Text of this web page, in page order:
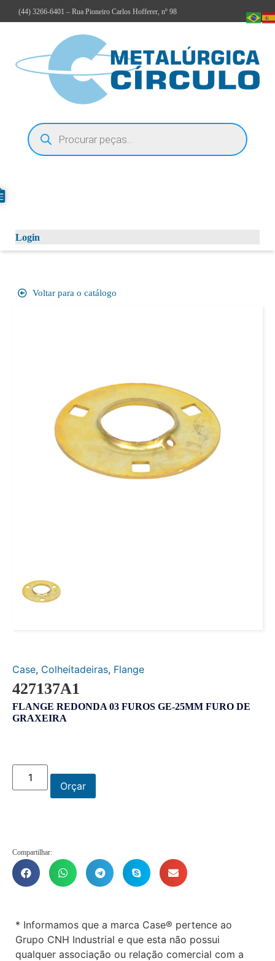
(44) 3266-6401 – Rua Pioneiro Carlos Hofferer, nº 98
Login
Voltar para o catálogo
Case, Colheitadeiras, Flange
427137A1
FLANGE REDONDA 03 FUROS GE-25MM FURO DE
GRAXEIRA
Orçar
Compartilhar:
* Informamos que a marca Case® pertence ao
Grupo CNH Industrial e que esta não possui
qualquer associação ou relação comercial com a